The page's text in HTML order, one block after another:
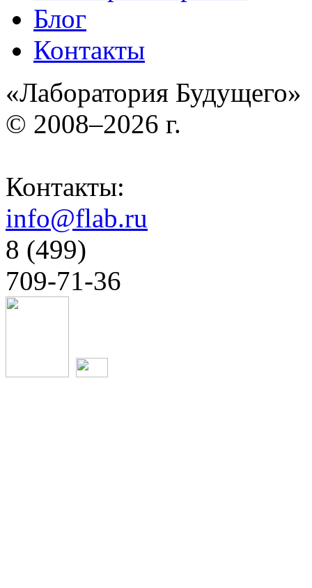
Блог
Контакты
«Лаборатория Будущего»
© 2008–2026 г.
Контакты:
info@flab.ru
8 (499)
709-71-36